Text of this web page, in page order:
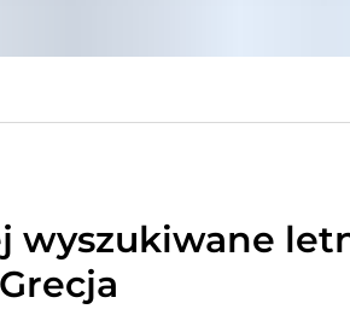
wyszukiwane